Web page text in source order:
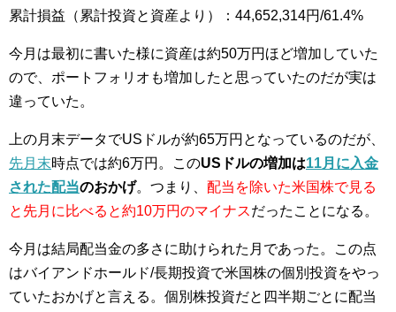
累計損益（累計投資と資産より）：44,652,314円/61.4%
今月は最初に書いた様に資産は約50万円ほど増加していた
ので、ポートフォリオも増加したと思っていたのだが実は
違っていた。
上の月末データでUSドルが約65万円となっているのだが、
先月末時点では約6万円。このUSドルの増加は11月に入金
された配当のおかげ。つまり、 配当を除いた米国株で見る
と先月に比べると約10万円のマイナスだったことになる。
今月は結局配当金の多さに助けられた月であった。この点
はバイアンドホールド/長期投資で米国株の個別投資をやっ
ていたおかげと言える。個別株投資だと四半期ごとに配当